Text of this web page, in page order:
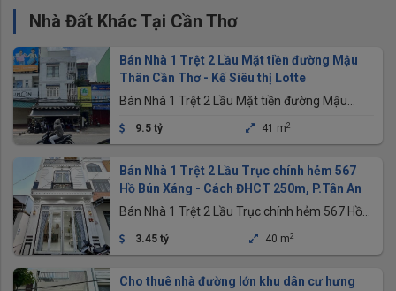
Nhà Đất Khác Tại Cần Thơ
Bán Nhà 1 Trệt 2 Lầu Mặt tiền đường Mậu
Thân Cần Thơ - Kế Siêu thị Lotte
Bán Nhà 1 Trệt 2 Lầu Mặt tiền đường Mậu
9.5 tỷ 41 m2
Bán Nhà 1 Trệt 2 Lầu Trục chính hẻm 567
Hồ Bún Xáng - Cách ĐHCT 250m, P.Tân An
Bán Nhà 1 Trệt 2 Lầu Trục chính hẻm 567 Hồ
3.45 tỷ 40 m2
Cho thuê nhà đường lớn khu dân cư hưng